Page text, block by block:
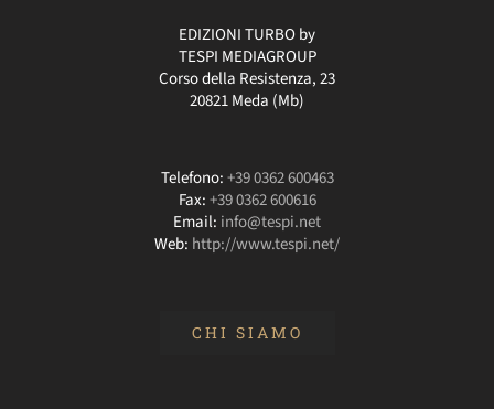
EDIZIONI TURBO by
TESPI MEDIAGROUP
Corso della Resistenza, 23
20821 Meda (Mb)
Telefono:+39 0362 600463
Fax:+39 0362 600616
Email: info@tespi.net
Web: http://www.tespi.net/
CHI SIAMO